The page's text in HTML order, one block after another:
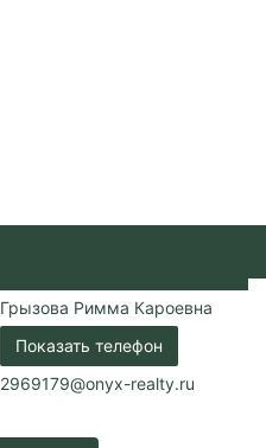
Грызова Римма Кароевна
Показать телефон
2969179@onyx-realty.ru